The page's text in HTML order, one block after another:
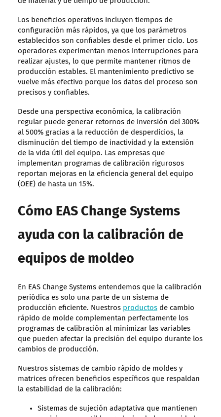
Los beneficios operativos incluyen tiempos de
configuración más rápidos, ya que los parámetros
establecidos son confiables desde el primer ciclo. Los
operadores experimentan menos interrupciones para
realizar ajustes, lo que permite mantener ritmos de
producción estables. El mantenimiento predictivo se
vuelve más efectivo porque los datos del proceso son
precisos y confiables.
Desde una perspectiva económica, la calibración
regular puede generar retornos de inversión del 300%
al 500% gracias a la reducción de desperdicios, la
disminución del tiempo de inactividad y la extensión
de la vida útil del equipo. Las empresas que
implementan programas de calibración rigurosos
reportan mejoras en la eficiencia general del equipo
(OEE) de hasta un 15%.
Cómo EAS Change Systems
ayuda con la calibración de
equipos de moldeo
En EAS Change Systems entendemos que la calibración
periódica es solo una parte de un sistema de
producción eficiente. Nuestros productosde cambio
rápido de molde complementan perfectamente los
programas de calibración al minimizar las variables
que pueden afectar la precisión del equipo durante los
cambios de producción.
Nuestros sistemas de cambio rápido de moldes y
matrices ofrecen beneficios específicos que respaldan
la estabilidad de la calibración:
Sistemas de sujeción adaptativa que mantienen